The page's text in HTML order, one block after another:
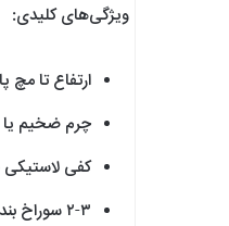
ویژگی‌های کلیدی:
ارتفاع تا مچ پا
چرم ضخیم یا
کفی
۲-۳ سوراخ بند